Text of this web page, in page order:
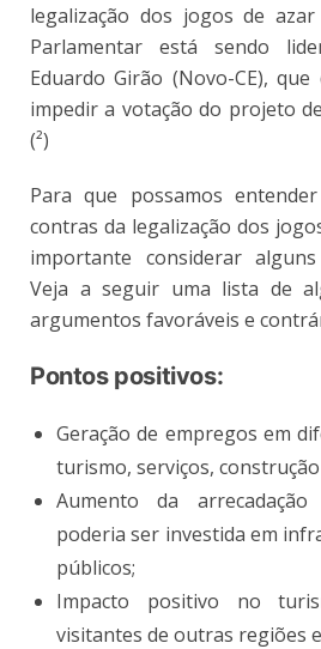
legalização dos jogos de
Parlamentar está sendo
Eduardo Girão (Novo-CE),
impedir a votação do projeto
(²)
Para que possamos
contras da legalização dos
importante considerar
Veja a seguir uma lista de
argumentos favoráveis e
Pontos positivos:
Geração de empregos em
turismo, serviços,
Aumento da
poderia ser investida em
públicos;
Impacto positivo no
visitantes de outras regiões